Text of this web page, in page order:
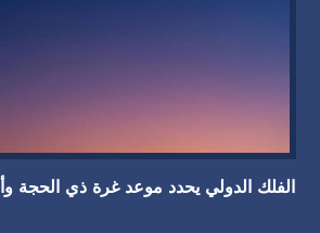
الفلك الدولي يحدد موعد غرة ذي الحجة